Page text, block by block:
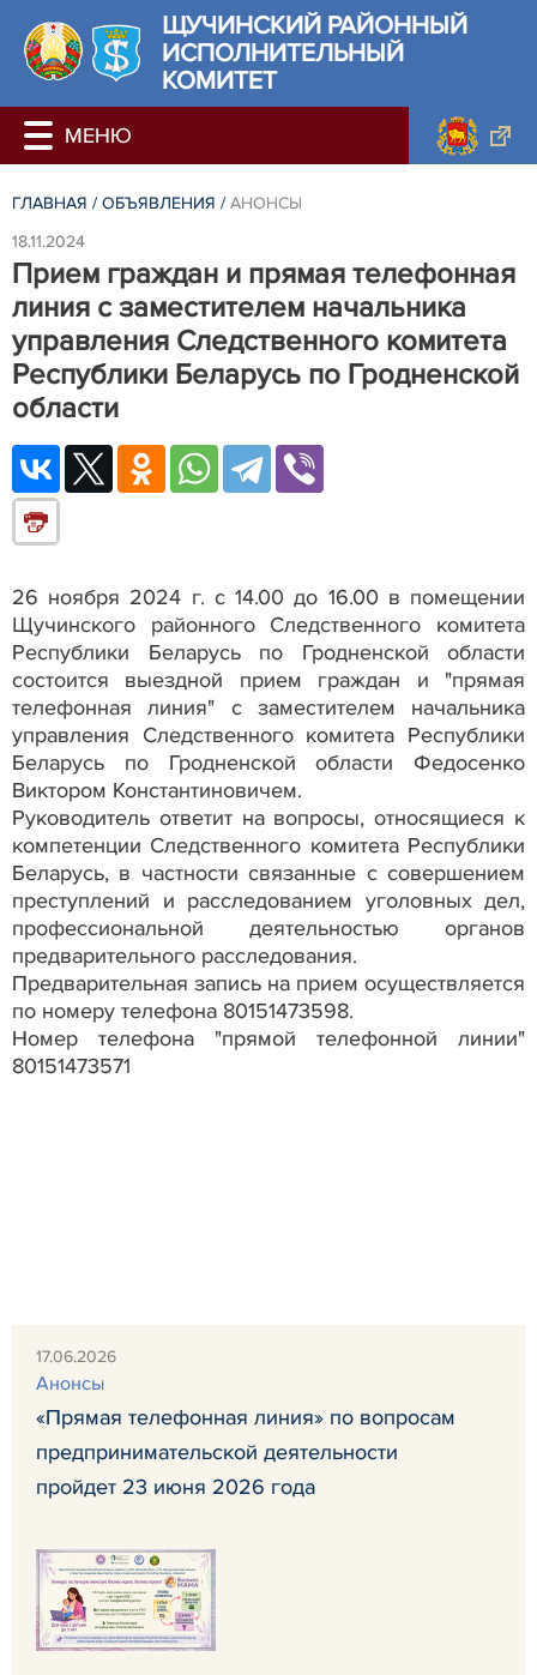
ЩУЧИНСКИЙ РАЙОННЫЙ
ИСПОЛНИТЕЛЬНЫЙ
КОМИТЕТ
ГЛАВНАЯ / ОБЪЯВЛЕНИЯ / АНОНСЫ
18.11.2024
Прием граждан и прямая телефонная
линия с заместителем начальника
управления Следственного комитета
Республики Беларусь по Гродненской
области
26 ноября 2024 г. с 14.00 до 16.00 в помещении
Щучинского районного Следственного комитета
Республики Беларусь по Гродненской области
состоится выездной прием граждан и "прямая
телефонная линия" с заместителем начальника
управления Следственного комитета Республики
Беларусь по Гродненской области Федосенко
Виктором Константиновичем.
Руководитель ответит на вопросы, относящиеся к
компетенции Следственного комитета Республики
Беларусь, в частности связанные с совершением
преступлений и расследованием уголовных дел,
профессиональной деятельностью органов
предварительного расследования.
Предварительная запись на прием осуществляется
по номеру телефона 80151473598.
Номер телефона "прямой телефонной линии"
80151473571
17.06.2026
Анонсы
«Прямая телефонная линия» по вопросам
предпринимательской деятельности
пройдет 23 июня 2026 года